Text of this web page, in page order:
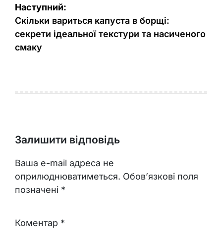
Наступний:
Скільки вариться капуста в борщі:
секрети ідеальної текстури та насиченого
смаку
Залишити відповідь
Ваша e-mail адреса не
оприлюднюватиметься. Обов’язкові поля
позначені *
Коментар *